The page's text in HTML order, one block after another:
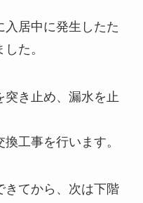
入居中に発生したた
た。
突き止め、漏水を止
工事を行います。
きてから、次は下階